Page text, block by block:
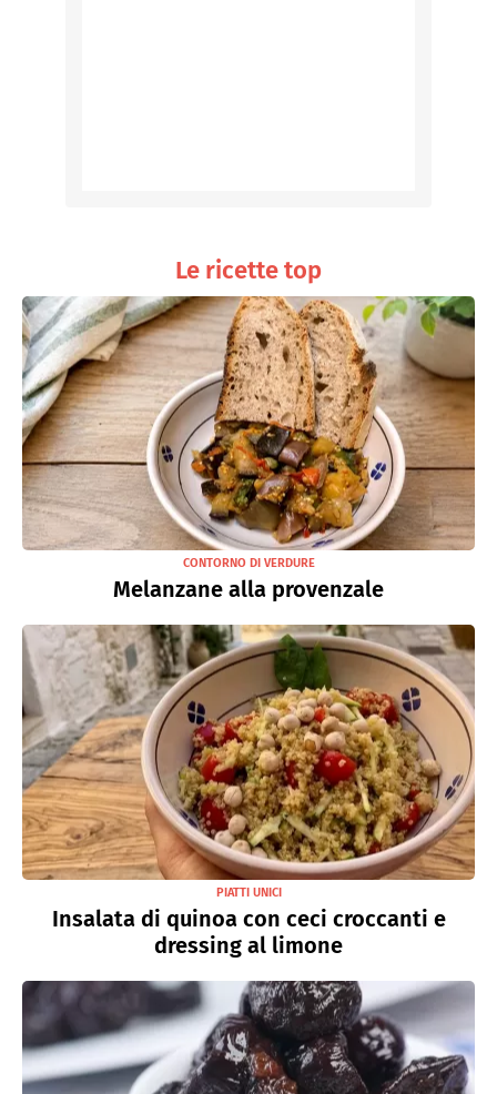
Le ricette top
CONTORNO DI VERDURE
Melanzane alla provenzale
PIATTI UNICI
Insalata di quinoa con ceci croccanti e
dressing al limone